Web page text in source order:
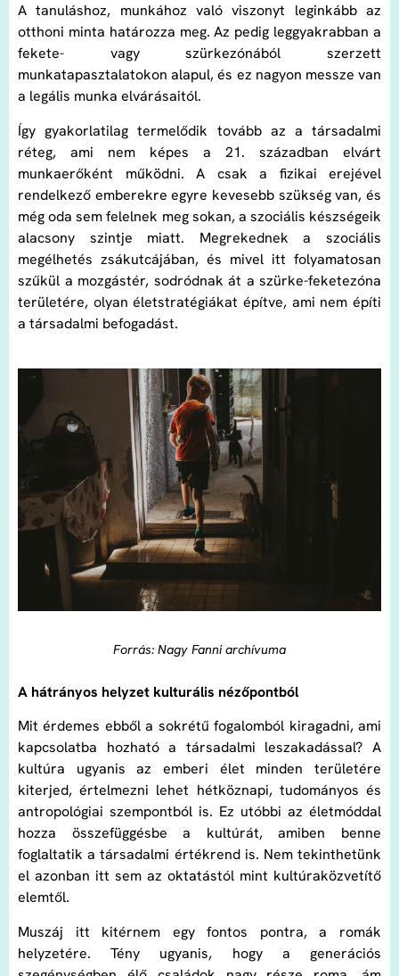
A tanuláshoz, munkához való viszonyt leginkább az
otthoni minta határozza meg. Az pedig leggyakrabban a
fekete- vagy szürkezónából szerzett
munkatapasztalatokon alapul, és ez nagyon messze van
a legális munka elvárásaitól.
Így gyakorlatilag termelődik tovább az a társadalmi
réteg, ami nem képes a 21. században elvárt
munkaerőként működni. A csak a fizikai erejével
rendelkező emberekre egyre kevesebb szükség van, és
még oda sem felelnek meg sokan, a szociális készségeik
alacsony szintje miatt. Megrekednek a szociális
megélhetés zsákutcájában, és mivel itt folyamatosan
szűkül a mozgástér, sodródnak át a szürke-feketezóna
területére, olyan életstratégiákat építve, ami nem építi
a társadalmi befogadást.
Forrás: Nagy Fanni archívuma
A hátrányos helyzet kulturális nézőpontból
Mit érdemes ebből a sokrétű fogalomból kiragadni, ami
kapcsolatba hozható a társadalmi leszakadással? A
kultúra ugyanis az emberi élet minden területére
kiterjed, értelmezni lehet hétköznapi, tudományos és
antropológiai szempontból is. Ez utóbbi az életmóddal
hozza összefüggésbe a kultúrát, amiben benne
foglaltatik a társadalmi értékrend is. Nem tekinthetünk
el azonban itt sem az oktatástól mint kultúraközvetítő
elemtől.
Muszáj itt kitérnem egy fontos pontra, a romák
helyzetére. Tény ugyanis, hogy a generációs